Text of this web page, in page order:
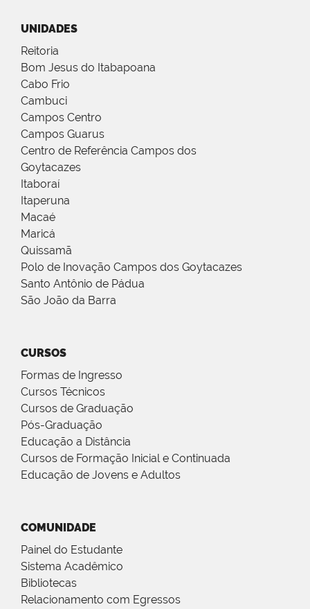
UNIDADES
Reitoria
Bom Jesus do Itabapoana
Cabo Frio
Cambuci
Campos Centro
Campos Guarus
Centro de Referência Campos dos
Goytacazes
Itaboraí
Itaperuna
Macaé
Maricá
Quissamã
Polo de Inovação Campos dos Goytacazes
Santo Antônio de Pádua
São João da Barra
CURSOS
Formas de Ingresso
Cursos Técnicos
Cursos de Graduação
Pós-Graduação
Educação a Distância
Cursos de Formação Inicial e Continuada
Educação de Jovens e Adultos
COMUNIDADE
Painel do Estudante
Sistema Acadêmico
Bibliotecas
Relacionamento com Egressos